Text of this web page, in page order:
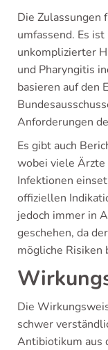
Die Zulassungen
umfassend. Es
unkomplizierter
und Pharyngitis
basieren auf den
Anforderungen
Es gibt auch
wobei viele Ärzte
Infektionen
offiziellen
jedoch immer in
geschehen, da
mögliche Risiken
Die
schwer
Antibiotikum aus